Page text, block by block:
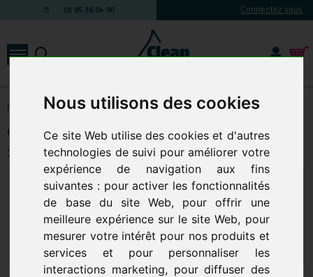
Nous utilisons des cookies
Ce site Web utilise des cookies et d'autres
technologies de suivi pour améliorer votre
expérience de navigation aux fins
suivantes : pour activer les fonctionnalités
de base du site Web, pour offrir une
meilleure expérience sur le site Web, pour
mesurer votre intérêt pour nos produits et
services et pour personnaliser les
interactions marketing, pour diffuser des
01 85 36 04 90 Connectez vous
Matériel de nettoyage manuel-centrale de nettoyage
Centrale De Nettoyage Et Desinfection
1 Produit +Enrouleur automatique Inox
Longueur :
:
1 173,54 € HT 1 408,25 € TTC
AJOUTER AU PANIER